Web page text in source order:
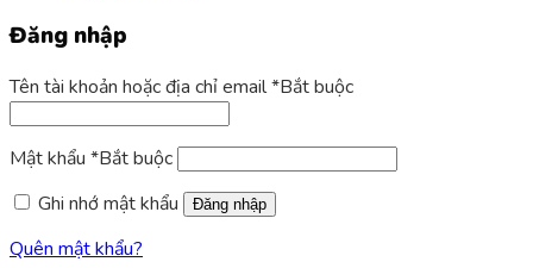
Đăng nhập
Tên tài khoản hoặc địa chỉ email*Bắt buộc
Mật khẩu *Bắt buộc
Ghi nhớ mật khẩu
Đăng nhập
Quên mật khẩu?